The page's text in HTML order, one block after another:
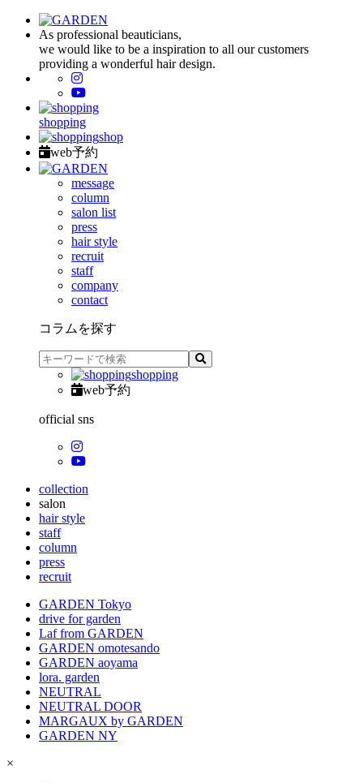
As professional beauticians,
we would like to be a inspiration to all our customers
providing a wonderful hair design.
shopping
shop
web予約
message
column
salon list
press
hair style
recruit
staff
company
contact
コラムを探す
shopping
web予約
official sns
collection
salon
hair style
staff
column
press
recruit
GARDEN Tokyo
drive for garden
Laf from GARDEN
GARDEN omotesando
GARDEN aoyama
lora. garden
NEUTRAL
NEUTRAL DOOR
MARGAUX by GARDEN
GARDEN NY
×